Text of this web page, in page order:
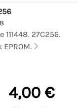
111448. 27C256.
EPROM.
4,00 €